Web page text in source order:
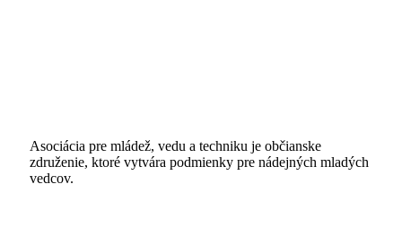
Asociácia pre mládež, vedu a techniku je občianske
združenie, ktoré vytvára podmienky pre nádejných mladých
vedcov.